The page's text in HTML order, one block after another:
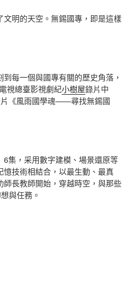
明的天空。無錫國專，即是這樣
每一個與國專有關的歷史角落，
視總臺影視劇紀小樹屋錄片中
片《風雨國學魂——尋找無錫國
集，采用數字建模、場景還原等
技術相結合，以最生動、最真
長教師開始，穿越時空，與那些
與任務。